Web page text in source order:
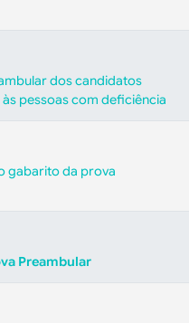
dos candidatos
pessoas com deficiência
gabarito da prova
Preambular